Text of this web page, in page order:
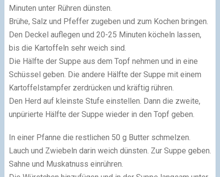
Minuten unter Rühren dünsten.
Brühe, Salz und Pfeffer zugeben und zum Kochen bringen.
Den Deckel auflegen und 20-25 Minuten köcheln lassen,
bis die Kartoffeln sehr weich sind.
Die Hälfte der Suppe aus dem Topf nehmen und in eine
Schüssel geben. Die andere Hälfte der Suppe mit einem
Kartoffelstampfer zerdrücken und kräftig rühren.
Den Herd auf kleinste Stufe einstellen. Dann die zweite,
unpürierte Hälfte der Suppe wieder in den Topf geben.
In einer Pfanne die restlichen 50 g Butter schmelzen.
Lauch und Zwiebeln darin weich dünsten. Zur Suppe geben.
Sahne und Muskatnuss einrühren.